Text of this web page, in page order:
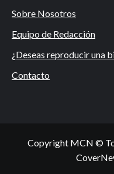
Sobre Nosotros
Equipo de Redacción
¿Deseas reproducir una
Contacto
Copyright MCN ©